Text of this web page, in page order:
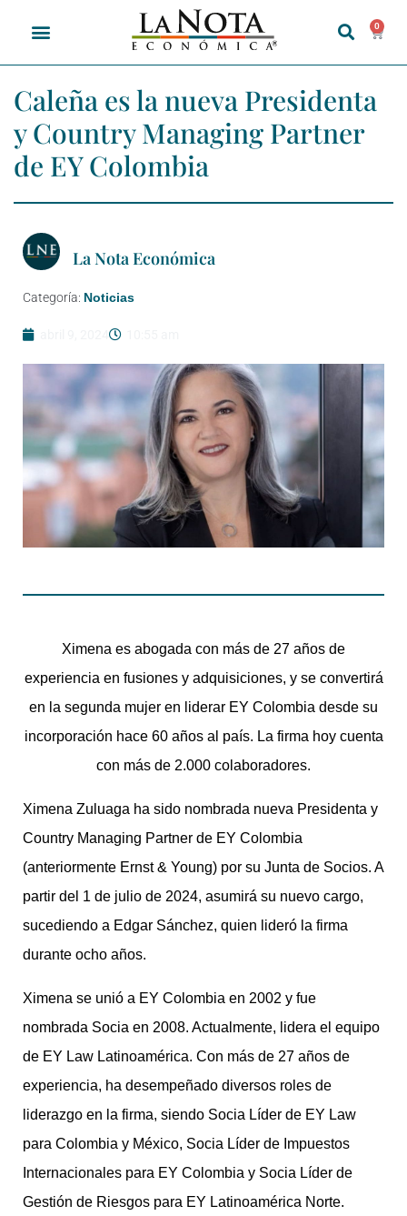
0
Caleña es la nueva Presidenta
y Country Managing Partner
de EY Colombia
La Nota Económica
Categoría: Noticias
Ximena es abogada con más de 27 años de
experiencia en fusiones y adquisiciones, y se convertirá
en la segunda mujer en liderar EY Colombia desde su
incorporación hace 60 años al país. La firma hoy cuenta
con más de 2.000 colaboradores.
Ximena Zuluaga ha sido nombrada nueva Presidenta y
Country Managing Partner de EY Colombia
(anteriormente Ernst & Young) por su Junta de Socios. A
partir del 1 de julio de 2024, asumirá su nuevo cargo,
sucediendo a Edgar Sánchez, quien lideró la firma
durante ocho años.
Ximena se unió a EY Colombia en 2002 y fue
nombrada Socia en 2008. Actualmente, lidera el equipo
de EY Law Latinoamérica. Con más de 27 años de
experiencia, ha desempeñado diversos roles de
liderazgo en la firma, siendo Socia Líder de EY Law
para Colombia y México, Socia Líder de Impuestos
Internacionales para EY Colombia y Socia Líder de
Gestión de Riesgos para EY Latinoamérica Norte.